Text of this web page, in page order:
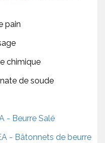
pain
chimique
de soude
- Beurre Salé
- Bâtonnets de beurre